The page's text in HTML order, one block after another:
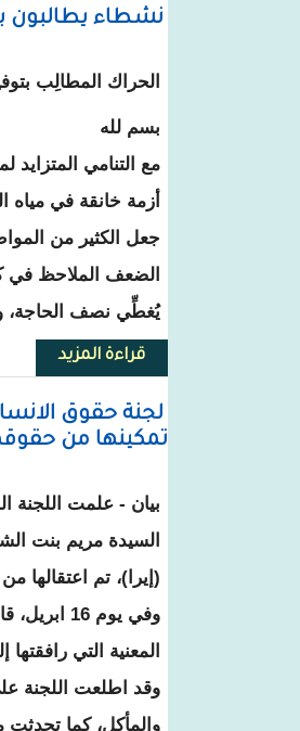
نشطاء يطالبون
الحراك المطالِب
بسم لله
مع التنامي المتزايد
أزمة خانقة في مياه
جعل الكثير من
الضعف الملاحظ في
يُغطِّي نصف الحاجة،
قراءة المزيدحول
لجنة حقوق
تمكينها من
بيان - علمت اللجنة
السيدة مريم بنت
(إيرا)، تم اعتقالها من قبل
وفي يوم
المعنية التي
وقد اطلعت اللجنة
والمأكل، كما